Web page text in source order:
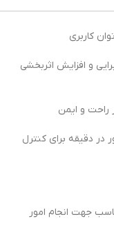
و افزایش اثربخشی
راحت و ایمن
تنظیم سرعت فرز از 12000 تا 28000 دور در دقیقه برای کنترل
جهت انجام امور